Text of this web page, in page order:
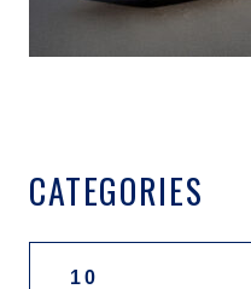
CATEGORIES
10